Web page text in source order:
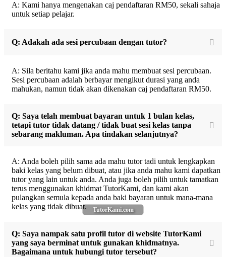
TutorKami.com
A: Kami hanya mengenakan caj pendaftaran RM50, sekali sahaja
untuk setiap pelajar.
Q: Adakah ada sesi percubaan dengan tutor?
A: Sila beritahu kami jika anda mahu membuat sesi percubaan.
Sesi percubaan adalah berbayar mengikut durasi yang anda
mahukan, namun tidak akan dikenakan caj pendaftaran RM50.
Q: Saya telah membuat bayaran untuk 1 bulan kelas,
tetapi tutor tidak datang / tidak buat sesi kelas tanpa
sebarang makluman. Apa tindakan selanjutnya?
A: Anda boleh pilih sama ada mahu tutor tadi untuk lengkapkan
baki kelas yang belum dibuat, atau jika anda mahu kami dapatkan
tutor yang lain untuk anda. Anda juga boleh pilih untuk tamatkan
terus menggunakan khidmat TutorKami, dan kami akan
pulangkan semula kepada anda baki bayaran untuk mana-mana
kelas yang tidak dibuat.
Q: Saya nampak satu profil tutor di website TutorKami
yang saya berminat untuk gunakan khidmatnya.
Bagaimana untuk hubungi tutor tersebut?